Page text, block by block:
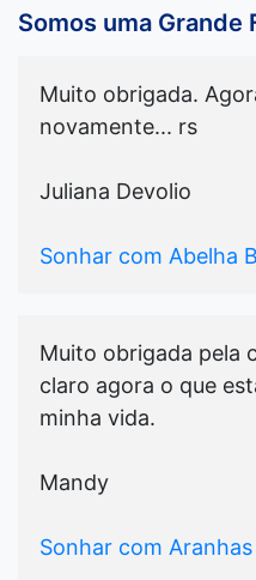
Somos uma Grande
Muito obrigada.
novamente... rs
Juliana Devolio
Sonhar com Abelha
Muito obrigada pela
claro agora o que
minha vida.
Mandy
Sonhar com Aranhas